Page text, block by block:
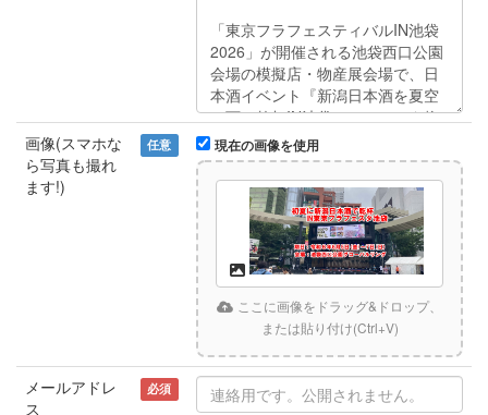
画像(スマホな
ら写真も撮れ
ます!)
任意 現在の画像を使用
ここに画像をドラッグ&ドロップ、
または貼り付け(Ctrl+V)
メールアドレ
ス
必須